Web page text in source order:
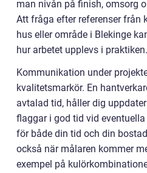
man nivån på finish, omsorg
Att fråga efter referenser från
hus eller område i Blekinge
hur arbetet upplevs i praktiken.
Kommunikation under
kvalitetsmarkör. En
avtalad tid, håller dig
flaggar i god tid vid
för både din tid och din
också när målaren kommer
exempel på